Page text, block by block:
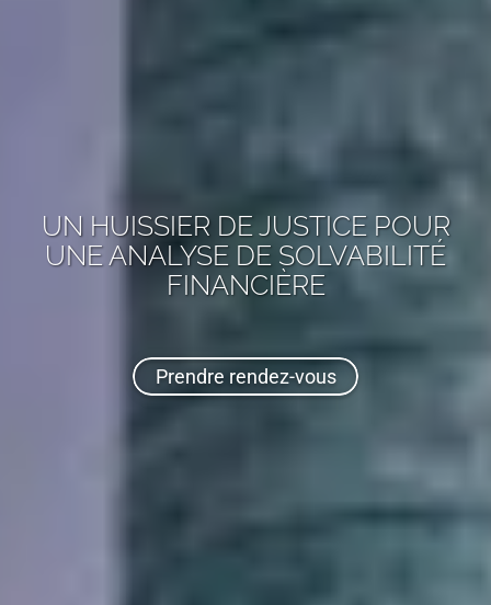
UN HUISSIER DE JUSTICE POUR
UNE ANALYSE DE SOLVABILITÉ
FINANCIÈRE
Prendre rendez-vous